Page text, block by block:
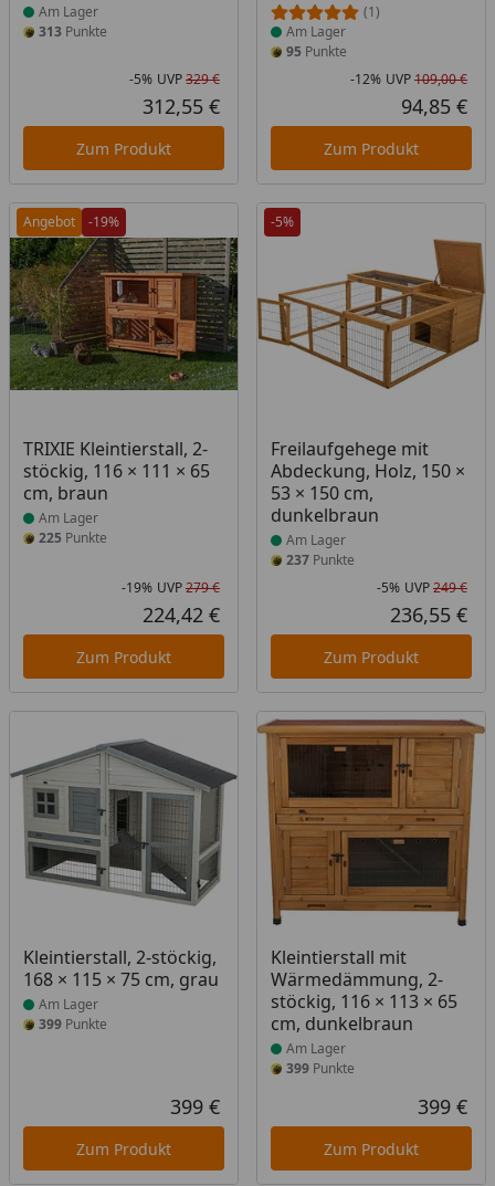
Am Lager
313 Punkte
Rabatt in Prozent
-5%
Ursprünglicher Preis
UVP329 €
Aktueller Preis
312,55 €
Zum Produkt
(1)
Am Lager
95 Punkte
-12% UVP109,00 €
94,85 €
Zum Produkt
Angebot -19%
TRIXIE Kleintierstall, 2-
stöckig, 116 × 111 × 65
cm, braun
Produkt am Lager
Am Lager
225 Punkte
Rabatt in Prozent
-19%
Ursprünglicher Preis
UVP279 €
Aktueller Preis
224,42 €
Zum Produkt
-5%
Freilaufgehege mit
Abdeckung, Holz, 150 ×
53 × 150 cm,
dunkelbraun
Produkt am Lager
Am Lager
237 Punkte
-5% UVP249 €
236,55 €
Zum Produkt
Kleintierstall, 2-stöckig,
168 × 115 × 75 cm, grau
Produkt am Lager
Am Lager
399 Punkte
Aktueller Preis
399 €
Zum Produkt
Kleintierstall mit
Wärmedämmung, 2-
stöckig, 116 × 113 × 65
cm, dunkelbraun
Produkt am Lager
Am Lager
399 Punkte
399 €
Zum Produkt